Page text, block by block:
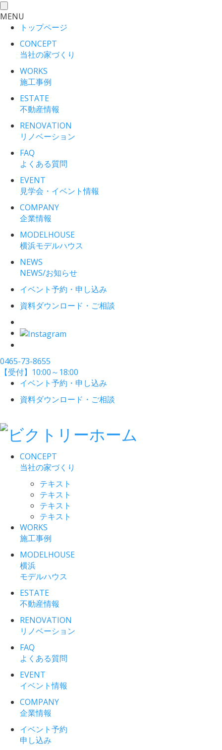
toggle
navigation
MENU
トップページ
CONCEPT
当社の家づくり
WORKS
施工事例
ESTATE
不動産情報
RENOVATION
リノベーション
FAQ
よくある質問
EVENT
見学会・イベント情報
COMPANY
企業情報
MODELHOUSE
横浜モデルハウス
NEWS
NEWS/お知らせ
イベント予約・申し込み
資料ダウンロード・ご相談
0465-73-8655
【受付】10:00～18:00
イベント予約・申し込み
資料ダウンロード・ご相談
CONCEPT
当社の家づくり
テキスト
テキスト
テキスト
テキスト
WORKS
施工事例
MODELHOUSE
横浜
モデルハウス
ESTATE
不動産情報
RENOVATION
リノベーション
FAQ
よくある質問
EVENT
イベント情報
COMPANY
企業情報
イベント予約
申し込み